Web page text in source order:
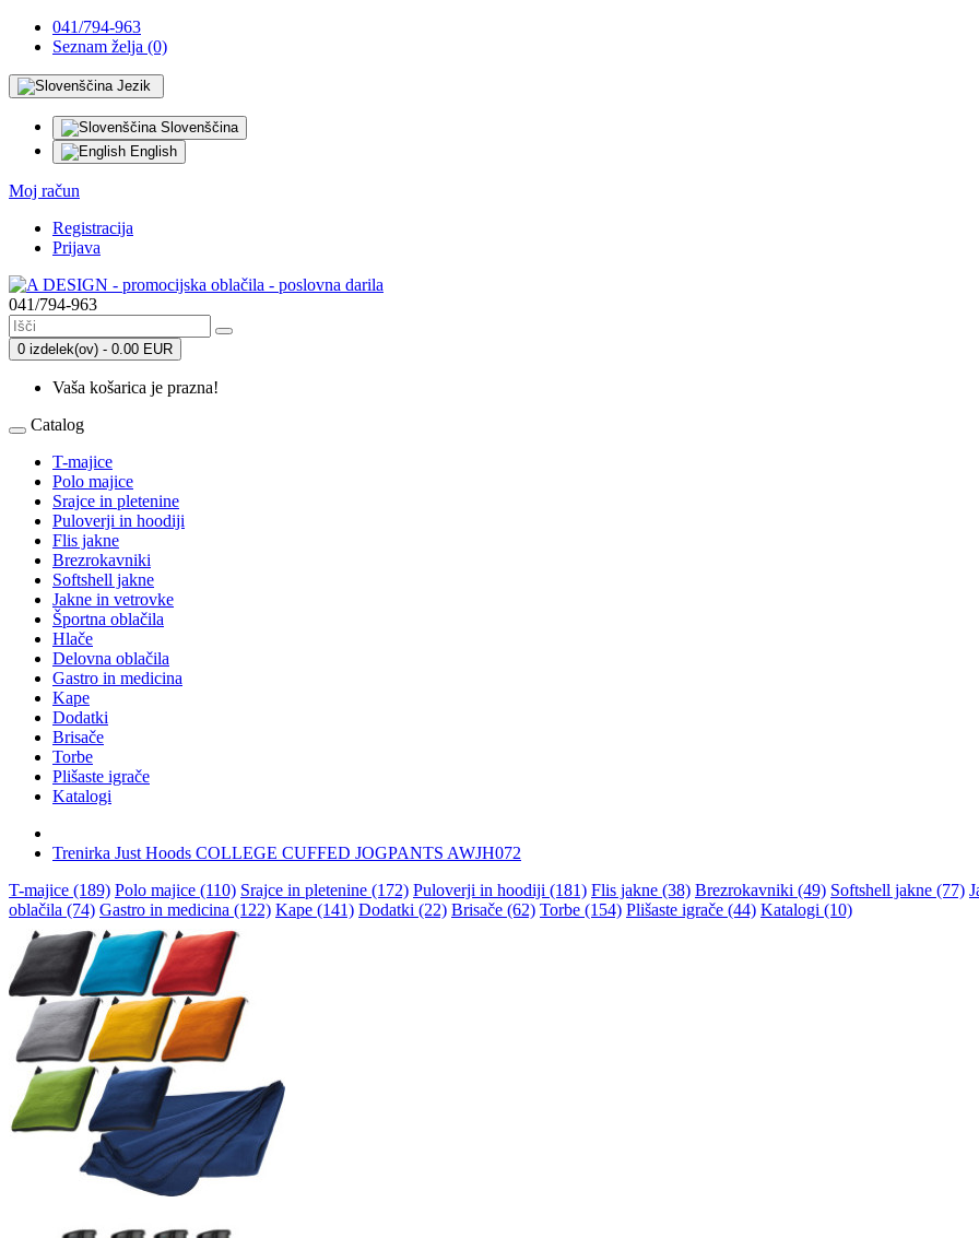
041/794-963
Seznam želja (0)
Jezik
Slovenščina
English
Moj račun
Registracija
Prijava
041/794-963
0 izdelek(ov) - 0.00 EUR
Vaša košarica je prazna!
Catalog
T-majice
Polo majice
Srajce in pletenine
Puloverji in hoodiji
Flis jakne
Brezrokavniki
Softshell jakne
Jakne in vetrovke
Športna oblačila
Hlače
Delovna oblačila
Gastro in medicina
Kape
Dodatki
Brisače
Torbe
Plišaste igrače
Katalogi
Trenirka Just Hoods COLLEGE CUFFED JOGPANTS AWJH072
T-majice (189) Polo majice (110) Srajce in pletenine (172) Puloverji in hoodiji (181) Flis jakne (38) Brezrokavniki (49) Softshell jakne (77)
oblačila (74) Gastro in medicina (122) Kape (141) Dodatki (22) Brisače (62) Torbe (154) Plišaste igrače (44) Katalogi (10)